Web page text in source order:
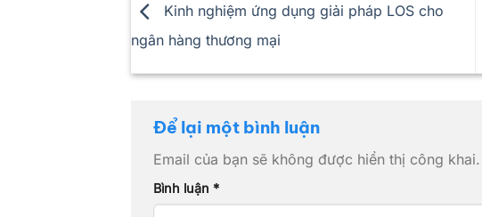
Kinh nghiệm ứng dụng giải pháp LOS cho
ngân hàng thương mại
Để lại một bình luận
Email của bạn sẽ không được hiển thị công khai.
Bình luận *